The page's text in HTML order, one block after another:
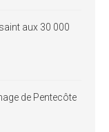
aux 30 000
de Pentecôte